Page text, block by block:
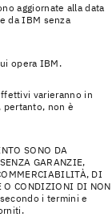
aggiornate alla data
da IBM senza
opera IBM.
varieranno in
non è
SONO DA
GARANZIE,
DI
O CONDIZIONI DI NON
i termini e